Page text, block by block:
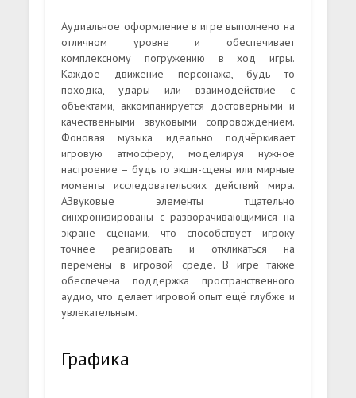
Аудиальное оформление в игре выполнено на
отличном уровне и обеспечивает
комплексному погружению в ход игры.
Каждое движение персонажа, будь то
походка, удары или взаимодействие с
объектами, аккомпанируется достоверными и
качественными звуковыми сопровождением.
Фоновая музыка идеально подчёркивает
игровую атмосферу, моделируя нужное
настроение – будь то экшн-сцены или мирные
моменты исследовательских действий мира.
АЗвуковые элементы тщательно
синхронизированы с разворачивающимися на
экране сценами, что способствует игроку
точнее реагировать и откликаться на
перемены в игровой среде. В игре также
обеспечена поддержка пространственного
аудио, что делает игровой опыт ещё глубже и
увлекательным.
Графика